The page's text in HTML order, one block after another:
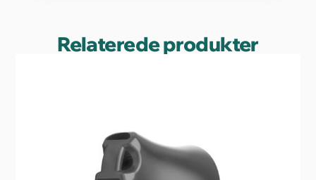
Relaterede produkter